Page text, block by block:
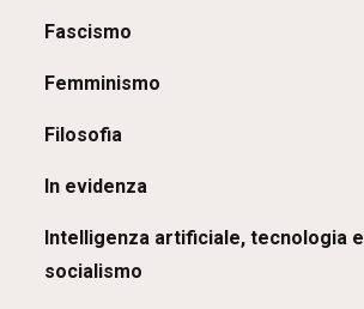
Fascismo
Femminismo
Filosofia
In evidenza
Intelligenza artificiale, tecnologia e
socialismo